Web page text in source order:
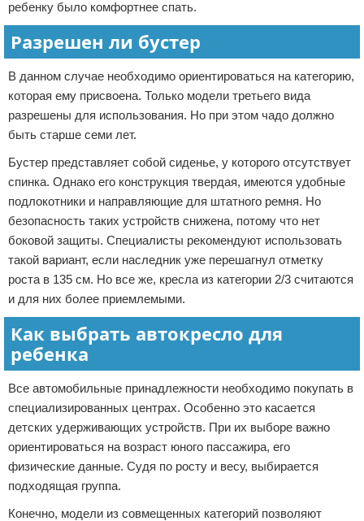
ребенку было комфортнее спать.
Разрешен ли бустер
В данном случае необходимо ориентироваться на категорию,
которая ему присвоена. Только модели третьего вида
разрешены для использования. Но при этом чадо должно
быть старше семи лет.
Бустер представляет собой сиденье, у которого отсутствует
спинка. Однако его конструкция твердая, имеются удобные
подлокотники и направляющие для штатного ремня. Но
безопасность таких устройств снижена, потому что нет
боковой защиты. Специалисты рекомендуют использовать
такой вариант, если наследник уже перешагнул отметку
роста в 135 см. Но все же, кресла из категории 2/3 считаются
и для них более приемлемыми.
Как выбрать автокресло для
ребенка
Все автомобильные принадлежности необходимо покупать в
специализированных центрах. Особенно это касается
детских удерживающих устройств. При их выборе важно
ориентироваться на возраст юного пассажира, его
физические данные. Судя по росту и весу, выбирается
подходящая группа.
Конечно, модели из совмещенных категорий позволяют